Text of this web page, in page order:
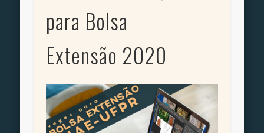
para Bolsa
Extensão 2020